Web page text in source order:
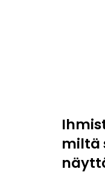
miltä